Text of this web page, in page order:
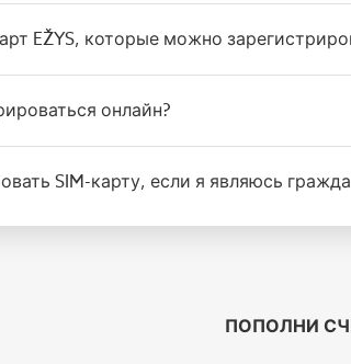
EŽYS, которые можно
онлайн?
SIM-карту, если я являюсь
ПОПОЛНИ